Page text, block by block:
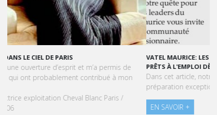
VATEL MAURICE: LES ÉTUDIANTS SONT OPÉRATIONNELS ET
PRÊTS À L'EMPLOI DÈS LA FIN DE LEUR CURSUS
Dans cet article, notre CEO met en lumière le succès et la
préparation exceptionnelle des étudiants de Vatel Maurice.
EN SAVOIR +